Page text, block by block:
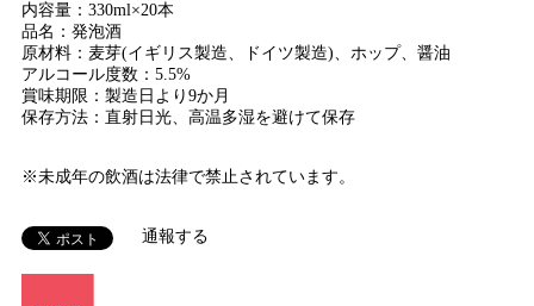
内容量：330ml×20本
品名：発泡酒
原材料：麦芽(イギリス製造、ドイツ製造)、ホップ、醤油
アルコール度数：5.5%
賞味期限：製造日より9か月
保存方法：直射日光、高温多湿を避けて保存
※未成年の飲酒は法律で禁止されています。
通報する